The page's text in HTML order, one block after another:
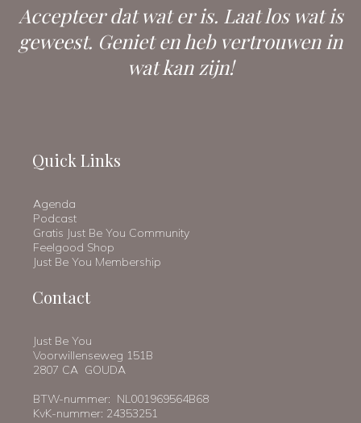
Accepteer dat wat er is. Laat los wat is
geweest. Geniet en heb vertrouwen in
wat kan zijn!
Quick Links
Agenda
Podcast
Gratis Just Be You Community
Feelgood Shop
Just Be You Membership
Contact
Just Be You
Voorwillenseweg 151B
2807 CA GOUDA
BTW-nummer: NL001969564B68
KvK-nummer: 24353251